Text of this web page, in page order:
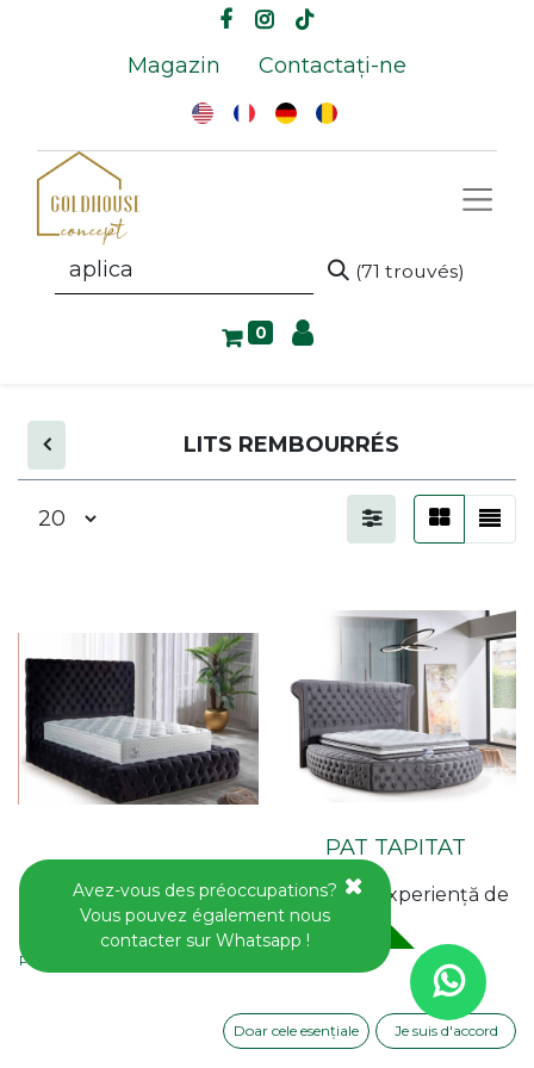
Magazin Contactați-ne
(71 trouvés)
0
LITS REMBOURRÉS
PAT TAPITAT PARIS
Disponible en pré-
PAT TAPITAT
WISCONSIN
Disponible en pré-
commande
Folosim cookie-uri pentru a vă oferi o experiență de
utilizator mai bună pe acest site web.
Politique relative aux cookies
Doar cele esențiale Je suis d'accord
Avez-vous des préoccupations?
Vous pouvez également nous
contacter sur Whatsapp !